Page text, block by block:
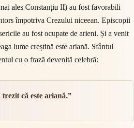
ales Constanțiu II) au fost favorabili
împotriva Crezului niceean. Episcopii
au fost ocupate de arieni. Și a venit
lume creștină este ariană. Sfântul
cu o frază devenită celebră:
trezit că este ariană.”